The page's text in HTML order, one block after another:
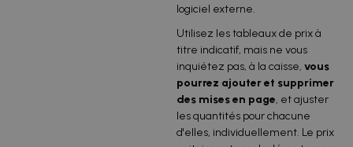
logiciel externe.
Utilisez les tableaux de prix à
titre indicatif, mais ne vous
inquiétez pas, à la caisse, vous
pourrez ajouter et supprimer
des mises en page, et ajuster
les quantités pour chacune
d'elles, individuellement. Le prix